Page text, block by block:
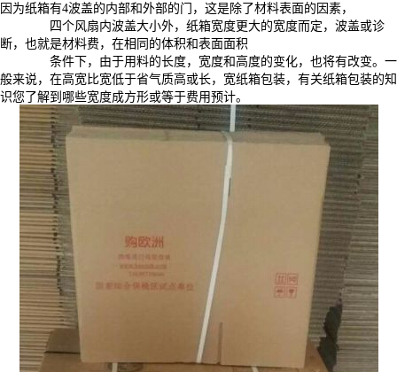
因为纸箱有4波盖的内部和外部的门，这是除了材料表面的因素，
四个风扇内波盖大小外，纸箱宽度更大的宽度而定，波盖或诊
断，也就是材料费，在相同的体积和表面面积
条件下，由于用料的长度，宽度和高度的变化，也将有改变。一
般来说，在高宽比宽低于省气质高或长，宽纸箱包装，有关纸箱包装的知
识您了解到哪些宽度成方形或等于费用预计。